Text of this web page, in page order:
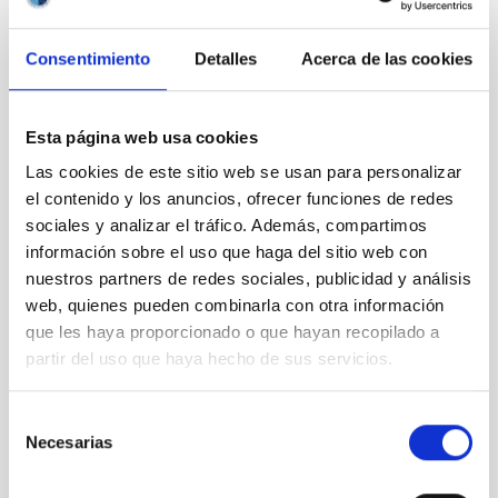
Consentimiento Detalles Acerca de las cookies
Esta página web usa cookies
Las cookies de este sitio web se usan para personalizar
el contenido y los anuncios, ofrecer funciones de redes
sociales y analizar el tráfico. Además, compartimos
información sobre el uso que haga del sitio web con
nuestros partners de redes sociales, publicidad y análisis
web, quienes pueden combinarla con otra información
que les haya proporcionado o que hayan recopilado a
partir del uso que haya hecho de sus servicios.
Necesarias
Archivo
Agosto 2026(2)
Junio 2026(2)
Abril 2026
(1)
Febrero 2026 (3)
Diciembre 2025(2)
Noviembre 2025(1)
Octubre 2025(3)
Septiembre 2025(2)
Agosto 2025 (2)
Julio 2025(1)
Marzo 2025
Febrero 2025